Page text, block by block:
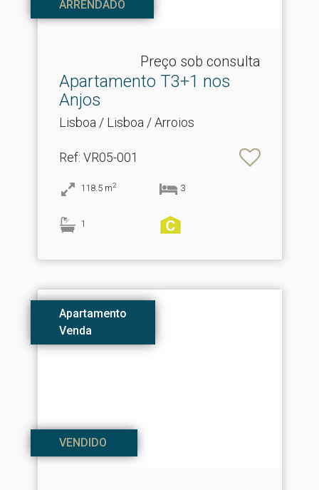
ARRENDADO
Preço sob consulta
Apartamento T3+1 nos
Anjos
Lisboa / Lisboa / Arroios
Ref: VR05-001
118.5 m2 3
1
Apartamento
Venda
VENDIDO